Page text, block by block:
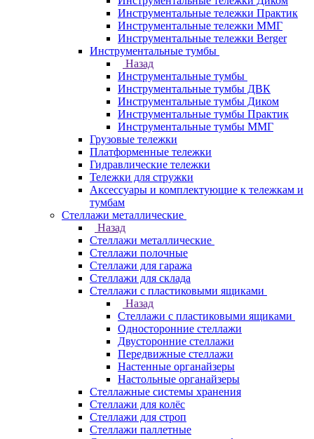
Инструментальные тележки Практик
Инструментальные тележки ММГ
Инструментальные тележки Berger
Инструментальные тумбы
Назад
Инструментальные тумбы
Инструментальные тумбы ДВК
Инструментальные тумбы Диком
Инструментальные тумбы Практик
Инструментальные тумбы ММГ
Грузовые тележки
Платформенные тележки
Гидравлические тележки
Тележки для стружки
Аксесcуары и комплектующие к тележкам и
тумбам
Стеллажи металлические
Назад
Стеллажи металлические
Стеллажи полочные
Стеллажи для гаража
Стеллажи для склада
Стеллажи с пластиковыми ящиками
Назад
Стеллажи с пластиковыми ящиками
Односторонние стеллажи
Двусторонние стеллажи
Передвижные стеллажи
Настенные органайзеры
Настольные органайзеры
Стеллажные системы хранения
Стеллажи для колёс
Стеллажи для строп
Стеллажи паллетные